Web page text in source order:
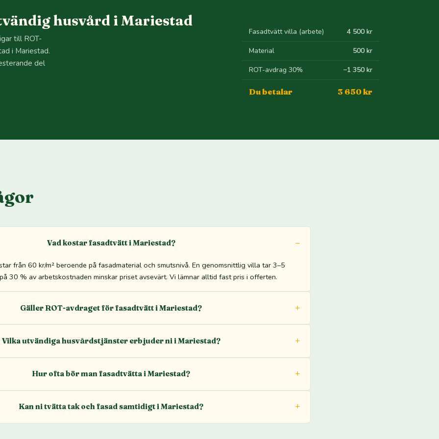
husvård i Mariestad
till ROT-
i Mariestad.
del
Fasadtvätt villa (arbete) 4 500 kr
Material 500 kr
ROT-avdrag 30% −1 350 kr
Du betalar 3 650 kr
Vad kostar fasadtvätt i Mariestad?
från 60 kr/m² beroende på fasadmaterial och smutsnivå. En genomsnittlig villa tar 3–5
30 % av arbetskostnaden minskar priset avsevärt. Vi lämnar alltid fast pris i offerten.
Gäller ROT-avdraget för fasadtvätt i Mariestad?
Vilka utvändiga husvårdstjänster erbjuder ni i Mariestad?
Hur ofta bör man fasadtvätta i Mariestad?
Kan ni tvätta tak och fasad samtidigt i Mariestad?